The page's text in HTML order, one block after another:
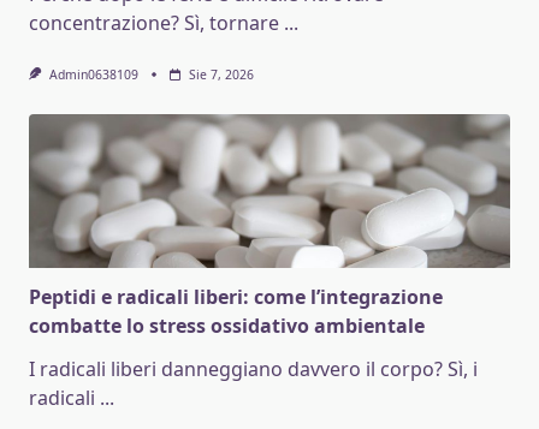
concentrazione? Sì, tornare ...
Admin0638109 Sie 7, 2026
Peptidi e radicali liberi: come l’integrazione
combatte lo stress ossidativo ambientale
I radicali liberi danneggiano davvero il corpo? Sì, i
radicali ...